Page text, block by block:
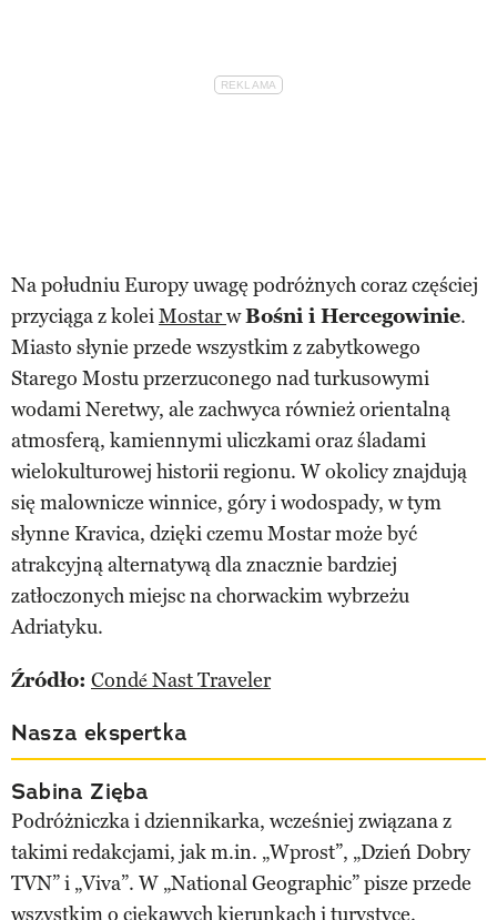
Na południu Europy uwagę podróżnych coraz częściej
przyciąga z koleiMostarwBośni i Hercegowinie.
Miasto słynie przede wszystkim z zabytkowego
Starego Mostu przerzuconego nad turkusowymi
wodami Neretwy, ale zachwyca również orientalną
atmosferą, kamiennymi uliczkami oraz śladami
wielokulturowej historii regionu. W okolicy znajdują
się malownicze winnice, góry i wodospady, w tym
słynne Kravica, dzięki czemu Mostar może być
atrakcyjną alternatywą dla znacznie bardziej
zatłoczonych miejsc na chorwackim wybrzeżu
Adriatyku.
Źródło: Condé Nast Traveler
Nasza ekspertka
Sabina Zięba
Podróżniczka i dziennikarka, wcześniej związana z
takimi redakcjami, jak m.in. „Wprost”, „Dzień Dobry
TVN” i „Viva”. W „National Geographic” pisze przede
wszystkim o ciekawych kierunkach i turystyce.